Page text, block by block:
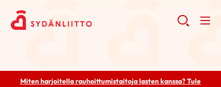
Miten harjoitella rauhoittumistaitoja lasten kanssa? Tule